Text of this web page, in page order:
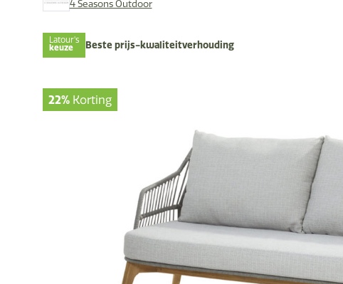
4 Seasons Outdoor
Latour's
keuze Beste prijs-kwaliteitverhouding
22% Korting